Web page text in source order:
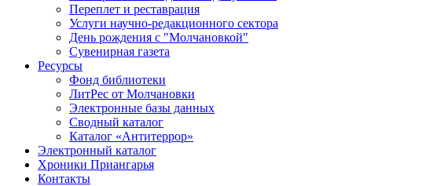
Переплет и реставрация
Услуги научно-редакционного сектора
День рождения с "Молчановкой"
Сувенирная газета
Ресурсы
Фонд библиотеки
ЛитРес от Молчановки
Электронные базы данных
Сводный каталог
Каталог «Антитеррор»
Электронный каталог
Хроники Приангарья
Контакты